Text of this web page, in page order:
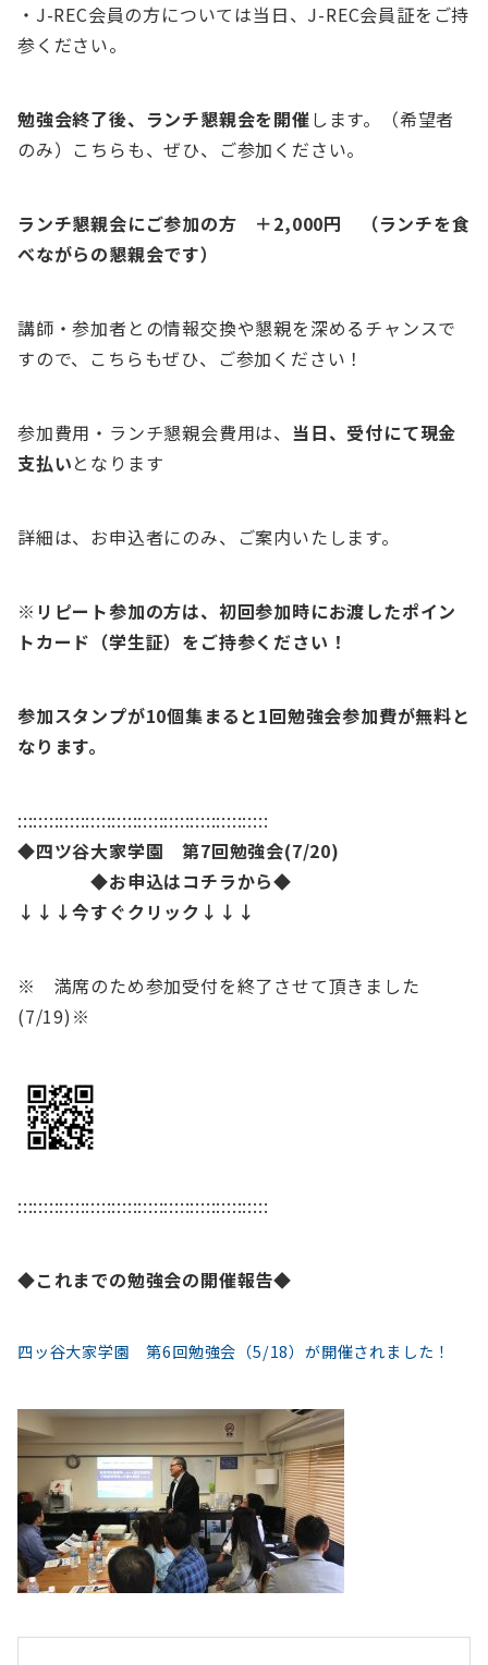
・J-REC会員の方については当日、J-REC会員証をご持
参ください。
勉強会終了後、ランチ懇親会を開催します。（希望者
のみ）こちらも、ぜひ、ご参加ください。
ランチ懇親会にご参加の方 ＋2,000円 （ランチを食
べながらの懇親会です）
講師・参加者との情報交換や懇親を深めるチャンスで
すので、こちらもぜひ、ご参加ください！
参加費用・ランチ懇親会費用は、 当日、受付にて現金
支払いとなります
詳細は、お申込者にのみ、ご案内いたします。
※リピート参加の方は、初回参加時にお渡したポイン
トカード（学生証）をご持参ください！
参加スタンプが10個集まると1回勉強会参加費が無料と
なります。
::::::::::::::::::::::::::::::::::::::::::::::::
◆四ツ谷大家学園 第7回勉強会(7/20)
◆お申込はコチラから◆
↓↓↓今すぐクリック↓↓↓
※ 満席のため参加受付を終了させて頂きました
(7/19)※
::::::::::::::::::::::::::::::::::::::::::::::::
◆これまでの勉強会の開催報告◆
四ッ谷大家学園 第6回勉強会（5/18）が開催されました！